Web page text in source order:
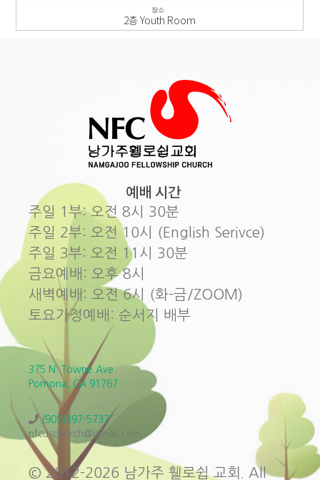
장소
2층 Youth Room
예배 시간
주일 1부: 오전 8시 30분
주일 2부: 오전 10시 (English Serivce)
주일 3부: 오전 11시 30분
금요예배: 오후 8시
새벽예배: 오전 6시 (화-금/ZOOM)
토요가정예배: 순서지 배부
375 N. Towne Ave.
Pomona, CA 91767
(909)397-5737
nfcuschurch@gmail.com
© 2012-2026 남가주 휄로쉽 교회. All